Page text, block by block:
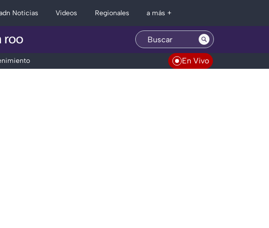
Noticias Videos Regionales a más +
En Vivo